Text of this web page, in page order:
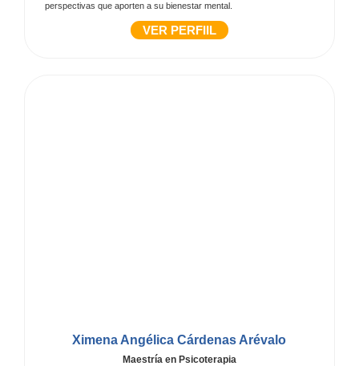
perspectivas que aporten a su bienestar mental.
VER PERFIIL
Ximena Angélica Cárdenas Arévalo
Maestría en Psicoterapia